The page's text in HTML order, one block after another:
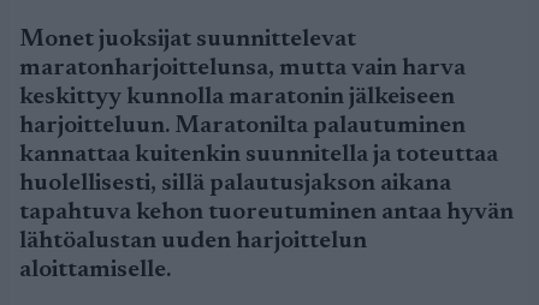
Monet juoksijat suunnittelevat
maratonharjoittelunsa, mutta vain harva
keskittyy kunnolla maratonin jälkeiseen
harjoitteluun. Maratonilta palautuminen
kannattaa kuitenkin suunnitella ja toteuttaa
huolellisesti, sillä palautusjakson aikana
tapahtuva kehon tuoreutuminen antaa hyvän
lähtöalustan uuden harjoittelun
aloittamiselle.